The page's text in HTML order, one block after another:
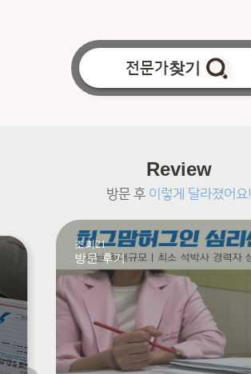
전문가찾기
Review
방문 후 이렇게 달라졌어요!
조회21
방문 후기